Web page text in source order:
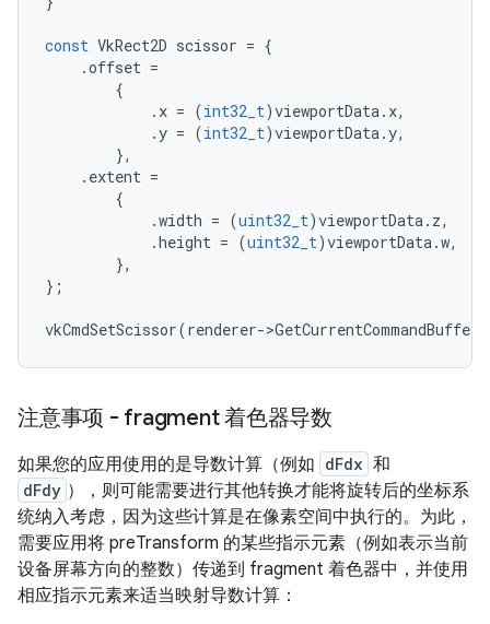
const VkRect2D scissor = {
.offset =
{
. x = (int32_t)viewportData. x,
.y = (int32_t)viewportData.y,
},
. extent =
{
.width = (uint32_t)viewportData. z,
.height = (uint32_t)viewportData.w,
},
};
vkCmdSetScissor(renderer->GetCurrentCommandBuffer
注意事项 - fragment 着色器导数
如果您的应用使用的是导数计算（例如 dFdx 和
dFdy ），则可能需要进行其他转换才能将旋转后的坐标系
统纳入考虑，因为这些计算是在像素空间中执行的。为此，
需要应用将 preTransform 的某些指示元素（例如表示当前
设备屏幕方向的整数）传递到 fragment 着色器中，并使用
相应指示元素来适当映射导数计算：